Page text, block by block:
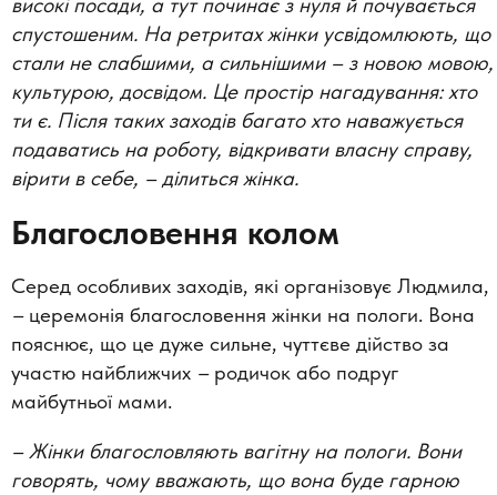
спустошеним. На ретритах жінки усвідомлюють, що
стали не слабшими, а сильнішими – з новою мовою,
культурою, досвідом. Це простір нагадування: хто
ти є. Після таких заходів багато хто наважується
подаватись на роботу, відкривати власну справу,
вірити в себе, – ділиться жінка.
Благословення колом
Серед особливих заходів, які організовує Людмила,
–церемонія благословення жінки на пологи. Вона
пояснює, що це дуже сильне, чуттєве дійство за
участю найближчих –родичок або подруг
майбутньої мами.
– Жінки благословляють вагітну на пологи. Вони
говорять, чому вважають, що вона буде гарною